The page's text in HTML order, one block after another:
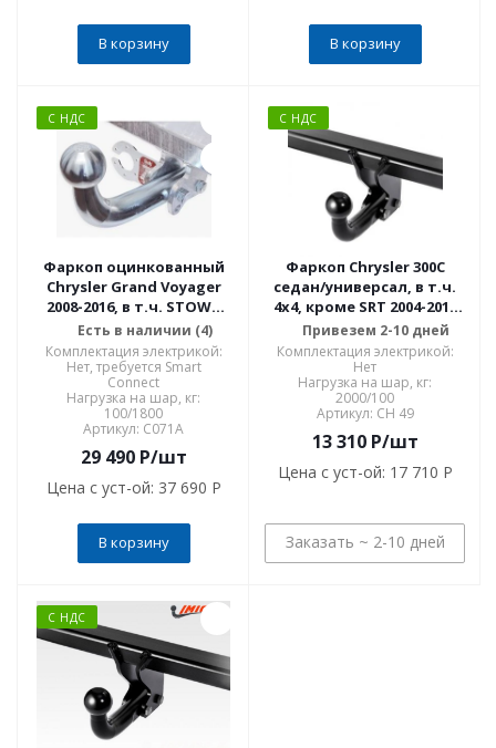
В корзину В корзину
С НДС
Фаркоп оцинкованный
Chrysler Grand Voyager
2008-2016, в т.ч. STOWn
GO, Dodge Caravan 2008-
2016 условно-съемное
крепление шара C071A
Есть в наличии (4)
Комплектация электрикой:
Нет, требуется Smart
Connect
Нагрузка на шар, кг:
100/1800
Артикул: C071A
29 490P/шт
Цена с уст-ой: 37 690 P
В корзину
С НДС
Фаркоп Chrysler 300C
седан/универсал, в т.ч.
4x4, кроме SRT 2004-2011
CH 49
Привезем 2-10 дней
Комплектация электрикой:
Нет
Нагрузка на шар, кг:
2000/100
Артикул: CH 49
13 310P/шт
Цена с уст-ой: 17 710 P
Заказать ~ 2-10 дней
С НДС